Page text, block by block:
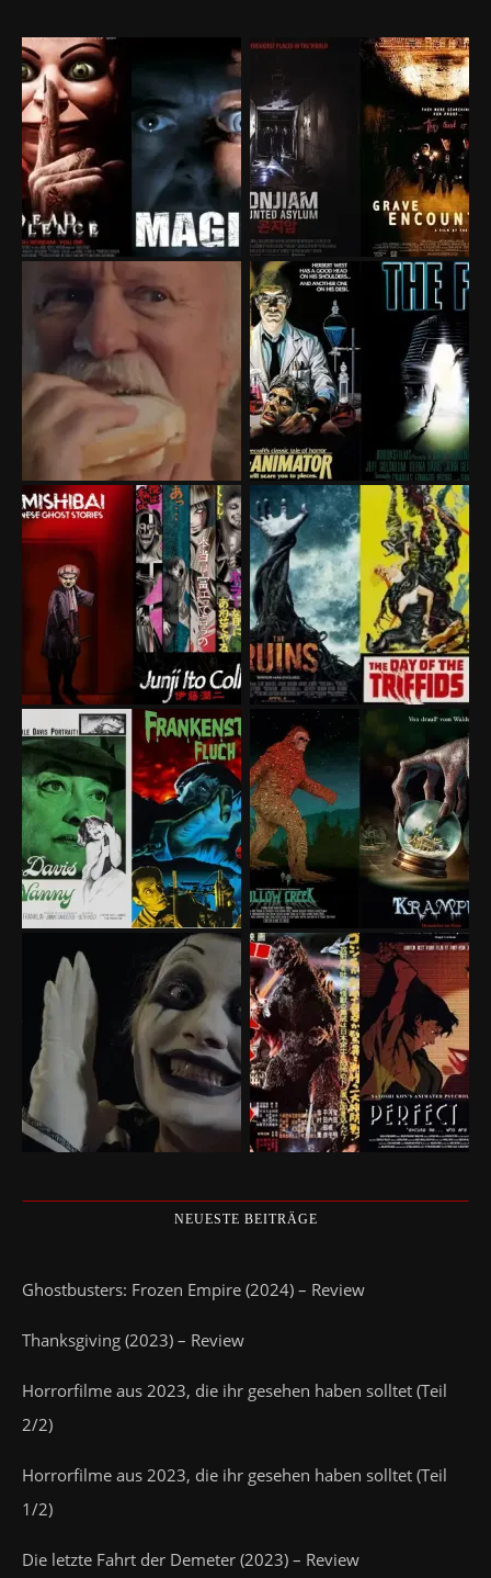
NEUESTE BEITRÄGE
Ghostbusters: Frozen Empire (2024) – Review
Thanksgiving (2023) – Review
Horrorfilme aus 2023, die ihr gesehen haben solltet (Teil
2/2)
Horrorfilme aus 2023, die ihr gesehen haben solltet (Teil
1/2)
Die letzte Fahrt der Demeter (2023) – Review